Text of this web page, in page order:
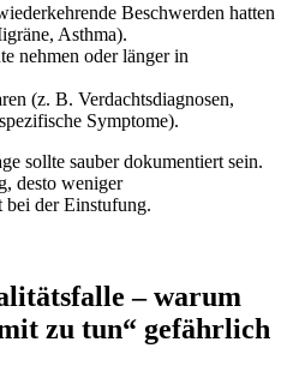
Beschwerden hatten
Asthma).
nehmen oder länger in
(z. B. Verdachtsdiagnosen,
Symptome).
sollte sauber dokumentiert sein.
desto weniger
bei der Einstufung.
– warum
zu tun“ gefährlich